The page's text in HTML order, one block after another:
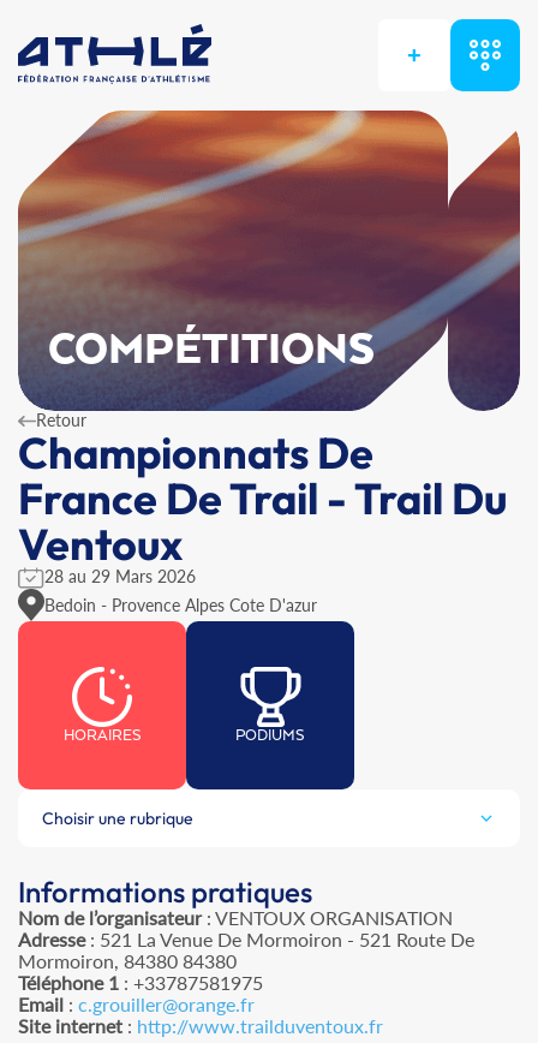
+
COMPÉTITIONS
Retour
Championnats De
France De Trail - Trail Du
Ventoux
28 au 29 Mars 2026
Bedoin - Provence Alpes Cote D'azur
HORAIRES PODIUMS
Choisir une rubrique
Informations pratiques
Nom de l’organisateur: VENTOUX ORGANISATION
Adresse: 521 La Venue De Mormoiron - 521 Route De
Mormoiron, 84380 84380
Téléphone 1 : +33787581975
Email : c.grouiller@orange.fr
Site internet : http://www.trailduventoux.fr